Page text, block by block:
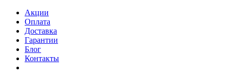
Акции
Оплата
Доставка
Гарантии
Блог
Контакты